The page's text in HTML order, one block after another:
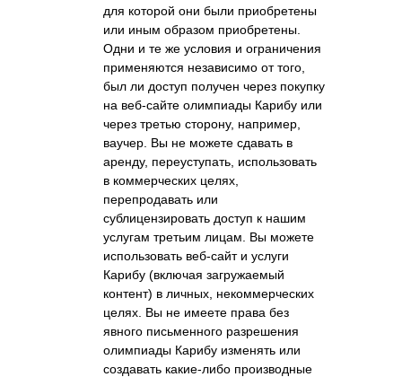
для которой они были приобретены
или иным образом приобретены.
Одни и те же условия и ограничения
применяются независимо от того,
был ли доступ получен через покупку
на веб-сайте олимпиады Карибу или
через третью сторону, например,
ваучер. Вы не можете сдавать в
аренду, переуступать, использовать
в коммерческих целях,
перепродавать или
сублицензировать доступ к нашим
услугам третьим лицам. Вы можете
использовать веб-сайт и услуги
Карибу (включая загружаемый
контент) в личных, некоммерческих
целях. Вы не имеете права без
явного письменного разрешения
олимпиады Карибу изменять или
создавать какие-либо производные